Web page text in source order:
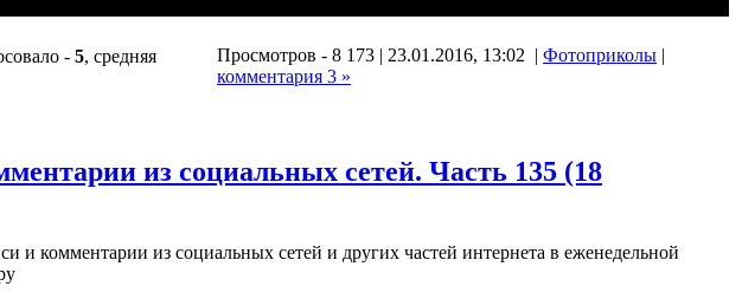
- 5, средняя
Просмотров - 8 173 | 23.01.2016, 13:02 | Фотоприколы |
комментария 3 »
из социальных сетей. Часть 135 (18
и комментарии из социальных сетей и других частей интернета в еженедельной